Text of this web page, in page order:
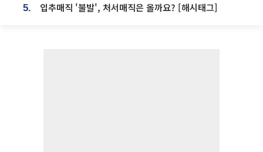
5. 입추매직 '불발', 처서매직은 올까요? [해시태그]